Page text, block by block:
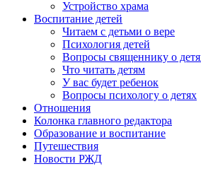
Устройство храма
Воспитание детей
Читаем с детьми о вере
Психология детей
Вопросы священнику о
Что читать детям
У вас будет ребенок
Вопросы психологу о детях
Отношения
Колонка главного редактора
Образование и воспитание
Путешествия
Новости РЖД